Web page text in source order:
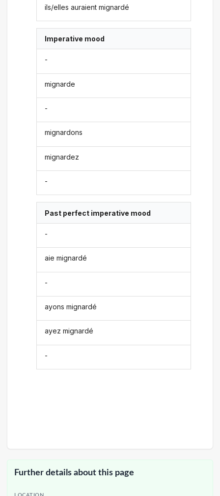
ils/elles auraient mignardé
Imperative mood
-
mignarde
-
mignardons
mignardez
-
Past perfect imperative mood
-
aie mignardé
-
ayons mignardé
ayez mignardé
-
Further details about this page